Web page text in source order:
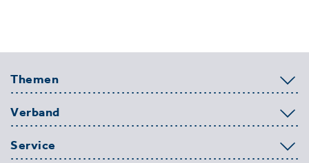
Themen
Verband
Service